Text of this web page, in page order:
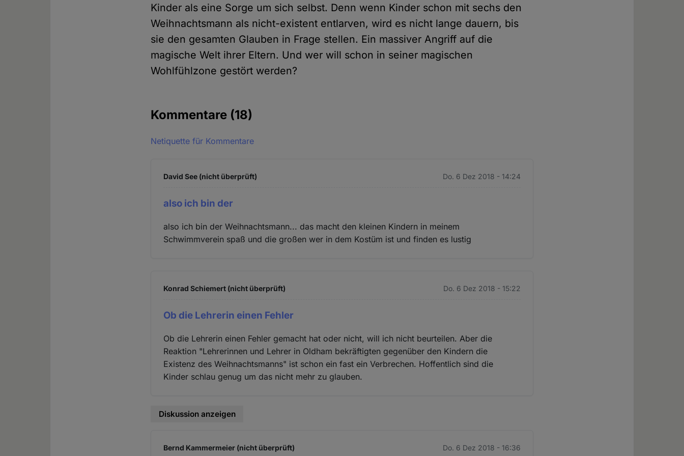
Kinder als eine Sorge um sich selbst. Denn wenn Kinder schon mit sechs den
Weihnachtsmann als nicht-existent entlarven, wird es nicht lange dauern, bis
sie den gesamten Glauben in Frage stellen. Ein massiver Angriff auf die
magische Welt ihrer Eltern. Und wer will schon in seiner magischen
Wohlfühlzone gestört werden?
Kommentare (18)
Netiquette für Kommentare
David See (nicht überprüft) Do. 6 Dez 2018 - 14:24
also ich bin der
also ich bin der Weihnachtsmann... das macht den kleinen Kindern in meinem
Schwimmverein spaß und die großen wer in dem Kostüm ist und finden es lustig
Konrad Schiemert (nicht überprüft) Do. 6 Dez 2018 - 15:22
Ob die Lehrerin einen Fehler
Ob die Lehrerin einen Fehler gemacht hat oder nicht, will ich nicht beurteilen. Aber die
Reaktion "Lehrerinnen und Lehrer in Oldham bekräftigten gegenüber den Kindern die
Existenz des Weihnachtsmanns" ist schon ein fast ein Verbrechen. Hoffentlich sind die
Kinder schlau genug um das nicht mehr zu glauben.
Diskussion anzeigen
Bernd Kammermeier (nicht überprüft) Do. 6 Dez 2018 - 16:36